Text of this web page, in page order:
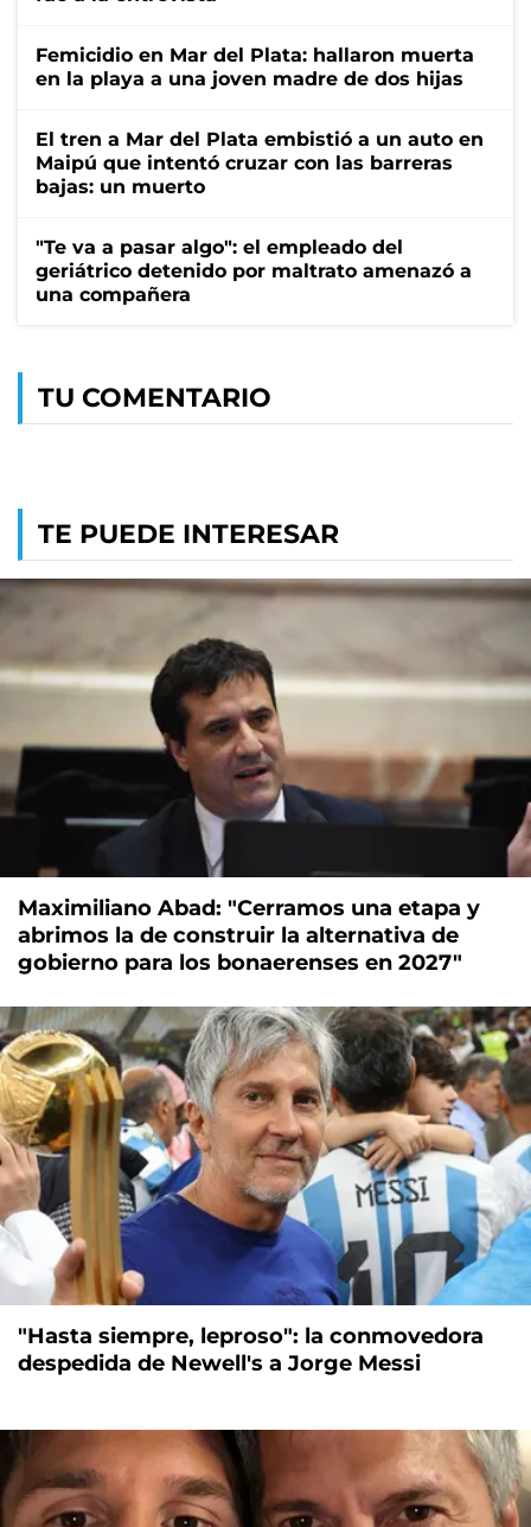
Femicidio en Mar del Plata: hallaron muerta
en la playa a una joven madre de dos hijas
El tren a Mar del Plata embistió a un auto en
Maipú que intentó cruzar con las barreras
bajas: un muerto
"Te va a pasar algo": el empleado del
geriátrico detenido por maltrato amenazó a
una compañera
TU COMENTARIO
TE PUEDE INTERESAR
Maximiliano Abad: "Cerramos una etapa y
abrimos la de construir la alternativa de
gobierno para los bonaerenses en 2027"
"Hasta siempre, leproso": la conmovedora
despedida de Newell's a Jorge Messi